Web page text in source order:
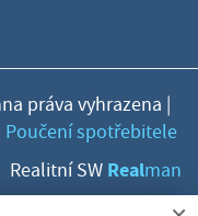
práva vyhrazena |
Poučení spotřebitele
Realitní SW Realman